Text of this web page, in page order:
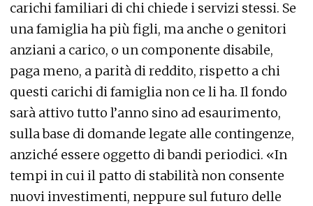
carichi familiari di chi chiede i servizi stessi. Se
una famiglia ha più figli, ma anche o genitori
anziani a carico, o un componente disabile,
paga meno, a parità di reddito, rispetto a chi
questi carichi di famiglia non ce li ha. Il fondo
sarà attivo tutto l’anno sino ad esaurimento,
sulla base di domande legate alle contingenze,
anziché essere oggetto di bandi periodici. «In
tempi in cui il patto di stabilità non consente
nuovi investimenti, neppure sul futuro delle